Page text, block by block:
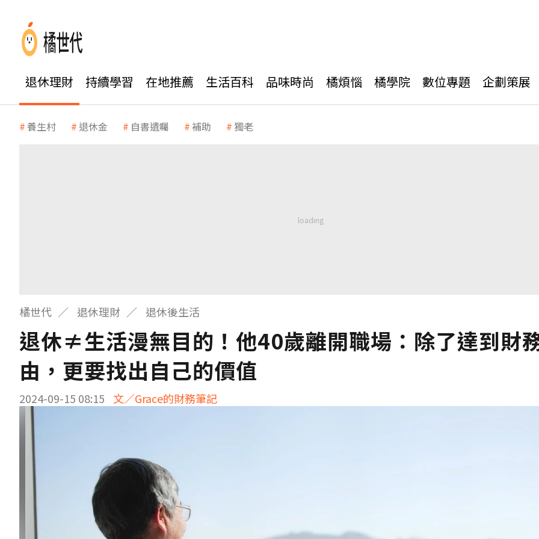
退休理財 持續學習 在地推薦 生活百科 品味時尚 橘煩惱 橘學院 數位專題 企劃策展
養生村 退休金 自書遺囑 補助 獨老
橘世代 退休理財 退休後生活
退休≠生活漫無目的！他40歲離開職場：除了達到財
由，更要找出自己的價值
2024-09-15 08:15 文／Grace的財務筆記